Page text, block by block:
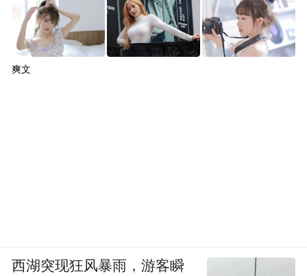
爽文
西湖突现狂风暴雨，游客瞬